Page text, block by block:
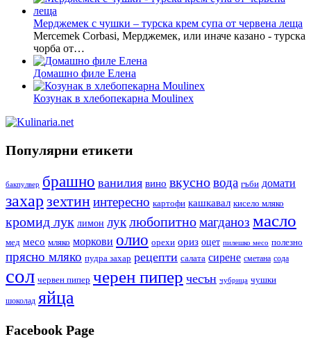
Мерджемек с чушки – турска крем супа от червена леща
Mercemek Corbasi, Мерджемек, или иначе казано - турска
чорба от…
Домашно филе Елена
Козунак в хлебопекарна Moulinex
Популярни етикети
бакпулвер брашно ванилия вино вкусновода гъби домати
захар зехтининтересно картофи кашкавал кисело мляко
кромид лук лимон луклюбопитномагданоз масло
мед месо мляко моркови олио орехи ориз оцет пилешко месо полезно
прясно мляко пудра захар рецепти салата сирене сметана сода
сол червен пипер черен пипер чесън чубрица чушки
шоколад яйца
Facebook Page